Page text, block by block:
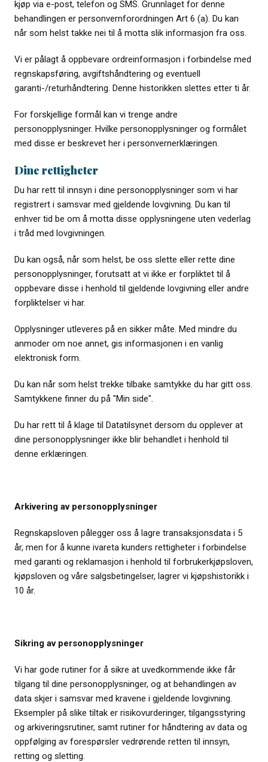
kjøp via e-post, telefon og SMS. Grunnlaget for denne
behandlingen er personvernforordningen Art 6 (a). Du kan
når som helst takke nei til å motta slik informasjon fra oss.
Vi er pålagt å oppbevare ordreinformasjon i forbindelse med
regnskapsføring, avgiftshåndtering og eventuell
garanti-/returhåndtering. Denne historikken slettes etter ti år.
For forskjellige formål kan vi trenge andre
personopplysninger. Hvilke personopplysninger og formålet
med disse er beskrevet her i personvernerklæringen.
Dine rettigheter
Du har rett til innsyn i dine personopplysninger som vi har
registrert i samsvar med gjeldende lovgivning. Du kan til
enhver tid be om å motta disse opplysningene uten vederlag
i tråd med lovgivningen.
Du kan også, når som helst, be oss slette eller rette dine
personopplysninger, forutsatt at vi ikke er forpliktet til å
oppbevare disse i henhold til gjeldende lovgivning eller andre
forpliktelser vi har.
Opplysninger utleveres på en sikker måte. Med mindre du
anmoder om noe annet, gis informasjonen i en vanlig
elektronisk form.
Du kan når som helst trekke tilbake samtykke du har gitt oss.
Samtykkene finner du på "Min side".
Du har rett til å klage til Datatilsynet dersom du opplever at
dine personopplysninger ikke blir behandlet i henhold til
denne erklæringen.
Arkivering av personopplysninger
Regnskapsloven pålegger oss å lagre transaksjonsdata i 5
år, men for å kunne ivareta kunders rettigheter i forbindelse
med garanti og reklamasjon i henhold til forbrukerkjøpsloven,
kjøpsloven og våre salgsbetingelser, lagrer vi kjøpshistorikk i
10 år.
Sikring av personopplysninger
Vi har gode rutiner for å sikre at uvedkommende ikke får
tilgang til dine personopplysninger, og at behandlingen av
data skjer i samsvar med kravene i gjeldende lovgivning.
Eksempler på slike tiltak er risikovurderinger, tilgangsstyring
og arkiveringsrutiner, samt rutiner for håndtering av data og
oppfølging av forespørsler vedrørende retten til innsyn,
retting og sletting.